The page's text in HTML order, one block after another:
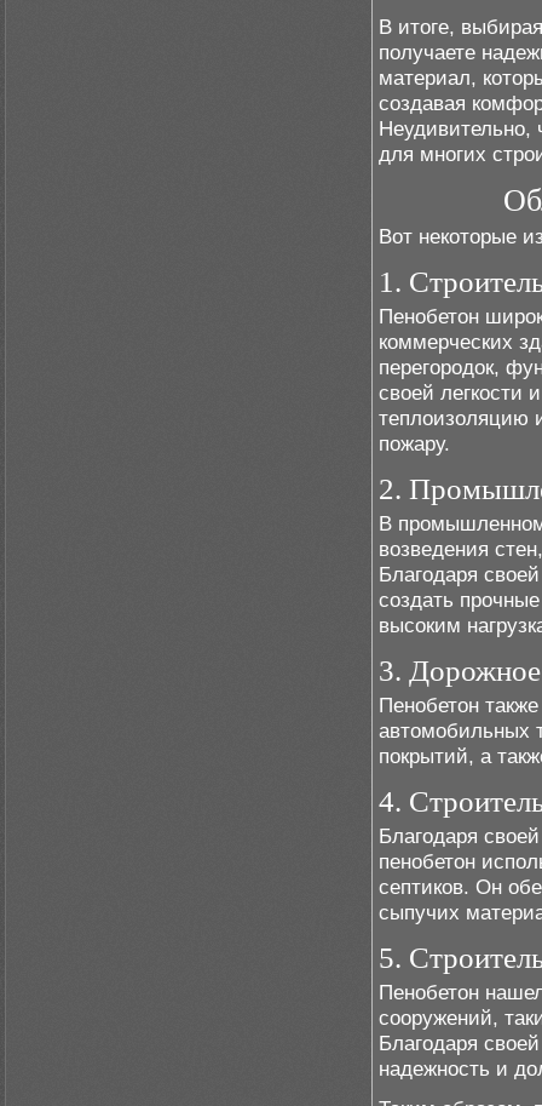
В итоге,
получаете
материал,
создавая
Неудивительно,
для многих
Вот некоторые
1.
Пенобетон
коммерческих
перегородок,
своей легкости
теплоизоляцию
пожару.
2.
В промышленном
возведения
Благодаря
создать
высоким
3. Дорожное
Пенобетон
автомобильных
покрытий, а
4.
Благодаря
пенобетон
септиков. Он
сыпучих
5.
Пенобетон
сооружений,
Благодаря
надежность и